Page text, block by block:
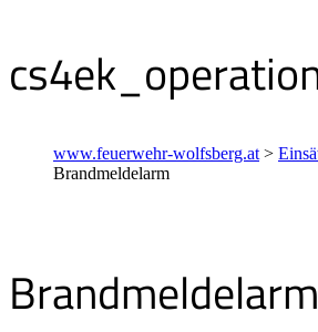
www.feuerwehr-wolfsberg.at >
Brandmeldelarm
Brandmeldelarm